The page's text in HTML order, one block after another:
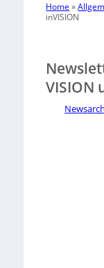
Home »
inVISION
VISION